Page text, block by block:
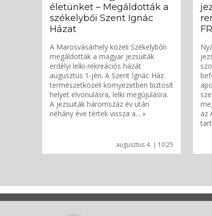
augusztus 4. | 10:25
életünket – Megáldották a
székelybői Szent Ignác
Házat
A Marosvásárhely közeli Székelybőn
megáldották a magyar jezsuiták
erdélyi lelki-rekreációs házát
augusztus 1-jén. A Szent Ignác Ház
természetközeli környezetben biztosít
helyet elvonulásra, lelki megújulásra.
A jezsuiták háromszáz év után
néhány éve tértek vissza a... »
az